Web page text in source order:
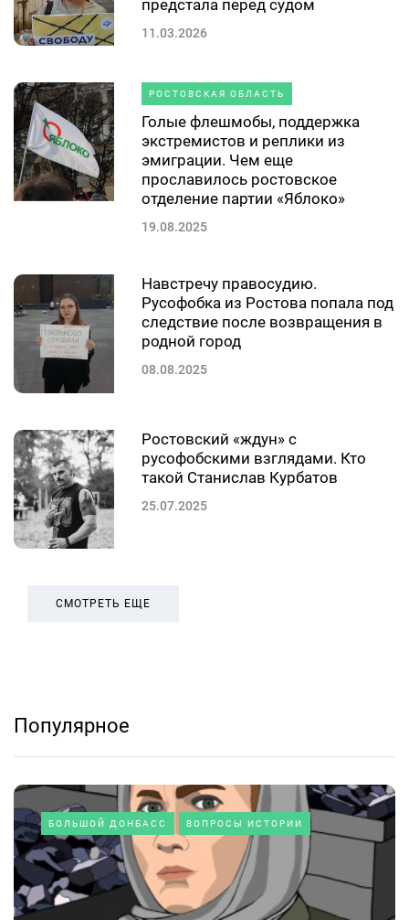
предстала перед судом
11.03.2026
РОСТОВСКАЯ ОБЛАСТЬ
Голые флешмобы, поддержка
экстремистов и реплики из
эмиграции. Чем еще
прославилось ростовское
отделение партии «Яблоко»
19.08.2025
Навстречу правосудию.
Русофобка из Ростова попала под
следствие после возвращения в
родной город
08.08.2025
Ростовский «ждун» с
русофобскими взглядами. Кто
такой Станислав Курбатов
25.07.2025
СМОТРЕТЬ ЕЩЕ
Популярное
БОЛЬШОЙ ДОНБАСС ВОПРОСЫ ИСТОРИИ